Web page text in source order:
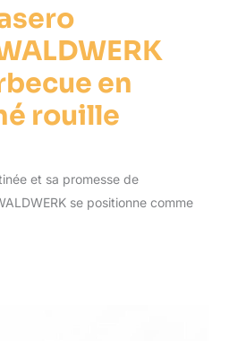
en
rouille
et sa promesse de
se positionne comme